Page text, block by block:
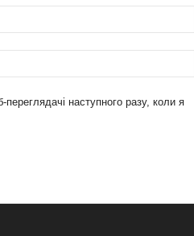
наступного разу, коли я